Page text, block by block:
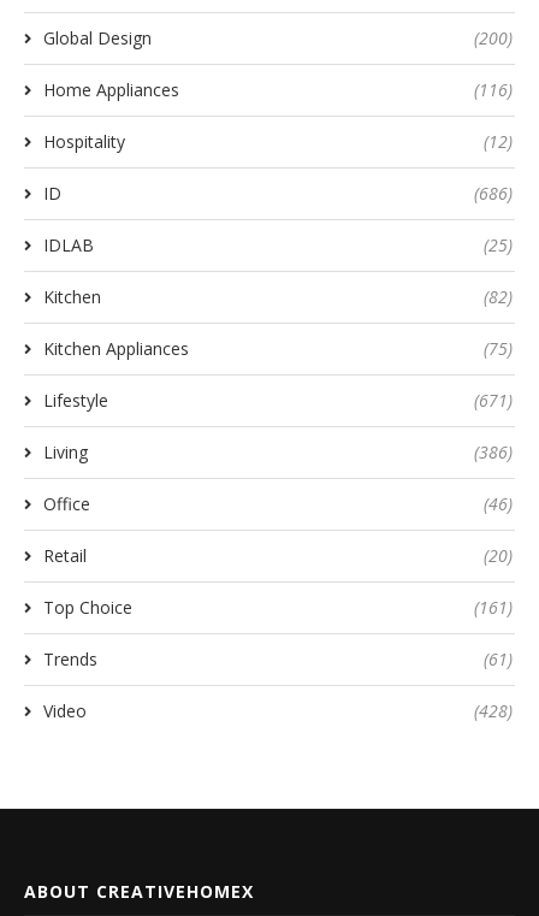
Global Design (200)
Home Appliances (116)
Hospitality (12)
ID (686)
IDLAB (25)
Kitchen (82)
Kitchen Appliances (75)
Lifestyle (671)
Living (386)
Office (46)
Retail (20)
Top Choice (161)
Trends (61)
Video (428)
ABOUT CREATIVEHOMEX